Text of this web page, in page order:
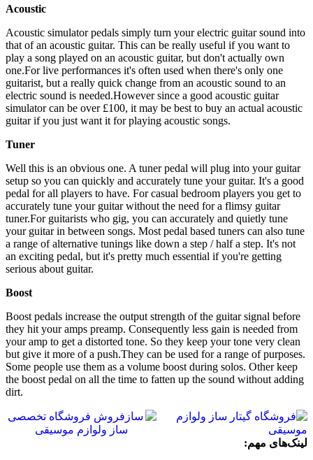
Acoustic
Acoustic simulator pedals simply turn your electric guitar sound into
that of an acoustic guitar. This can be really useful if you want to
play a song played on an acoustic guitar, but don't actually own
one.For live performances it's often used when there's only one
guitarist, but a really quick change from an acoustic sound to an
electric sound is needed.However since a good acoustic guitar
simulator can be over £100, it may be best to buy an actual acoustic
guitar if you just want it for playing acoustic songs.
Tuner
Well this is an obvious one. A tuner pedal will plug into your guitar
setup so you can quickly and accurately tune your guitar. It's a good
pedal for all players to have. For casual bedroom players you get to
accurately tune your guitar without the need for a flimsy guitar
tuner.For guitarists who gig, you can accurately and quietly tune
your guitar in between songs. Most pedal based tuners can also tune
a range of alternative tunings like down a step / half a step. It's not
an exciting pedal, but it's pretty much essential if you're getting
serious about guitar.
Boost
Boost pedals increase the output strength of the guitar signal before
they hit your amps preamp. Consequently less gain is needed from
your amp to get a distorted tone. So they keep your tone very clean
but give it more of a push.They can be used for a range of purposes.
Some people use them as a volume boost during solos. Other keep
the boost pedal on all the time to fatten up the sound without adding
dirt.
لینک‌های مهم: